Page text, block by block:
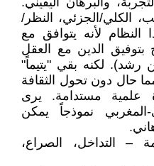
الكلي/الجزئي، النظر/
النظام لأنه يتوافق مع
بتوفيق الدين مع العقل
رشد). لكنه بقي "يتيماً"
حال دون تحول الثقافة
علمية مستدامة. يرى
المغربي نموذجاً يمكن
– التداخل، الصراع،